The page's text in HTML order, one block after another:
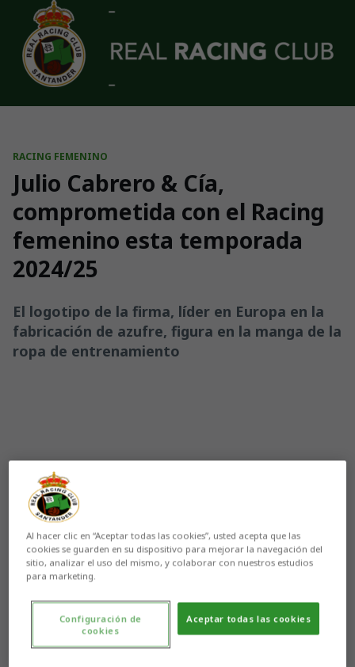
Skip to main content
RACING FEMENINO
Julio Cabrero & Cía,
comprometida con el Racing
femenino esta temporada
2024/25
El logotipo de la firma, líder en Europa en la
fabricación de azufre, figura en la manga de la
ropa de entrenamiento
Aún no hay reacciones. ¡Sé el primero!
Al hacer clic en “Aceptar todas las cookies”, usted acepta que las
cookies se guarden en su dispositivo para mejorar la navegación del
sitio, analizar el uso del mismo, y colaborar con nuestros estudios
para marketing.
Aceptar todas las cookies
Configuración de
cookies